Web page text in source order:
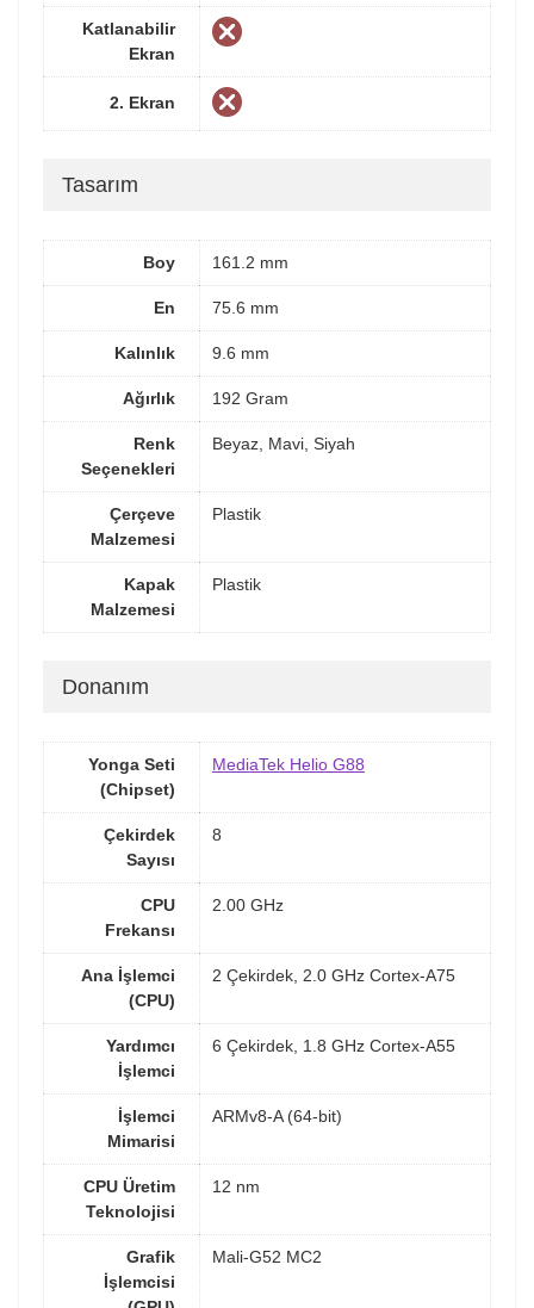
Katlanabilir
Ekran
2. Ekran
Tasarım
Boy 161.2 mm
En 75.6 mm
Kalınlık 9.6 mm
Ağırlık 192 Gram
Renk
Seçenekleri
Beyaz, Mavi, Siyah
Çerçeve
Malzemesi
Plastik
Kapak
Malzemesi
Plastik
Donanım
Yonga Seti
(Chipset)
MediaTek Helio G88
Çekirdek
Sayısı
8
CPU
Frekansı
2.00 GHz
Ana İşlemci
(CPU)
2 Çekirdek, 2.0 GHz Cortex-A75
Yardımcı
İşlemci
6 Çekirdek, 1.8 GHz Cortex-A55
İşlemci
Mimarisi
ARMv8-A (64-bit)
CPU Üretim
Teknolojisi
12 nm
Grafik
İşlemcisi
Mali-G52 MC2